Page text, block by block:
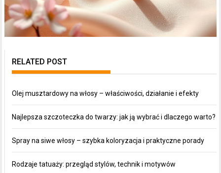
RELATED POST
Olej musztardowy na włosy – właściwości, działanie i efekty
Najlepsza szczoteczka do twarzy: jak ją wybrać i dlaczego warto?
Spray na siwe włosy – szybka koloryzacja i praktyczne porady
Rodzaje tatuaży: przegląd stylów, technik i motywów